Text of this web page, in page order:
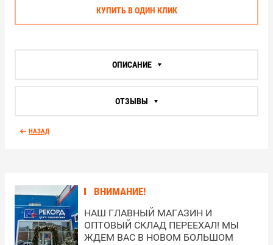
ВНИМАНИЕ!
НАШ ГЛАВНЫЙ МАГАЗИН И
ОПТОВЫЙ СКЛАД ПЕРЕЕХАЛ! МЫ
ЖДЕМ ВАС В НОВОМ БОЛЬШОМ
КУПИТЬ В ОДИН КЛИК
ОПИСАНИЕ
ОТЗЫВЫ
НАЗАД